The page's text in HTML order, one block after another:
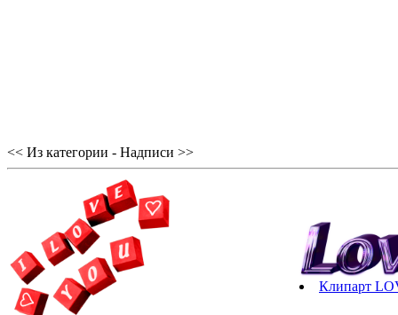
<< Из категории - Надписи >>
Клипарт